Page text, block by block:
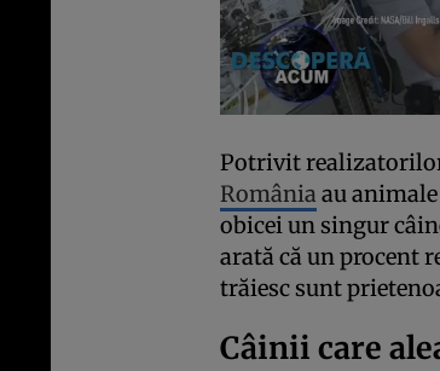
Potrivit
România au
obicei un singur
arată că un procent
trăiesc sunt
Câinii care